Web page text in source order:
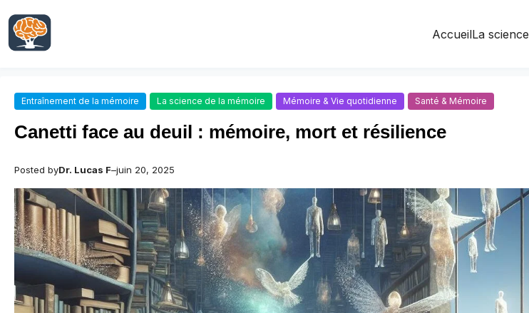
contenu
AccueilLa science
Entraînement de la mémoire La science de la mémoire Mémoire & Vie quotidienne Santé & Mémoire
Canetti face au deuil : mémoire, mort et résilience
Posted byDr. Lucas F–juin 20, 2025